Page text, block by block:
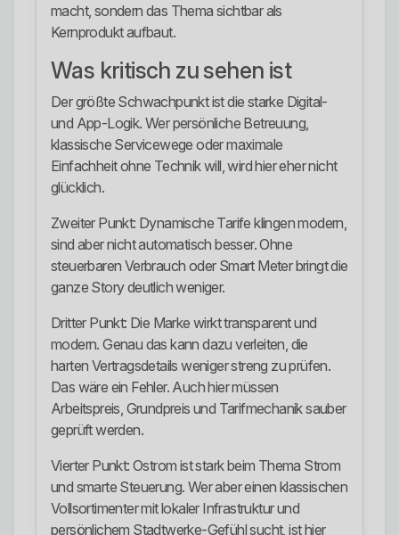
macht, sondern das Thema sichtbar als
Kernprodukt aufbaut.
Was kritisch zu sehen ist
Der größte Schwachpunkt ist die starke Digital-
und App-Logik. Wer persönliche Betreuung,
klassische Servicewege oder maximale
Einfachheit ohne Technik will, wird hier eher nicht
glücklich.
Zweiter Punkt: Dynamische Tarife klingen modern,
sind aber nicht automatisch besser. Ohne
steuerbaren Verbrauch oder Smart Meter bringt die
ganze Story deutlich weniger.
Dritter Punkt: Die Marke wirkt transparent und
modern. Genau das kann dazu verleiten, die
harten Vertragsdetails weniger streng zu prüfen.
Das wäre ein Fehler. Auch hier müssen
Arbeitspreis, Grundpreis und Tarifmechanik sauber
geprüft werden.
Vierter Punkt: Ostrom ist stark beim Thema Strom
und smarte Steuerung. Wer aber einen klassischen
Vollsortimenter mit lokaler Infrastruktur und
persönlichem Stadtwerke-Gefühl sucht, ist hier